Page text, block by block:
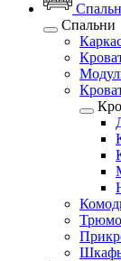
Спальни
Трюмо